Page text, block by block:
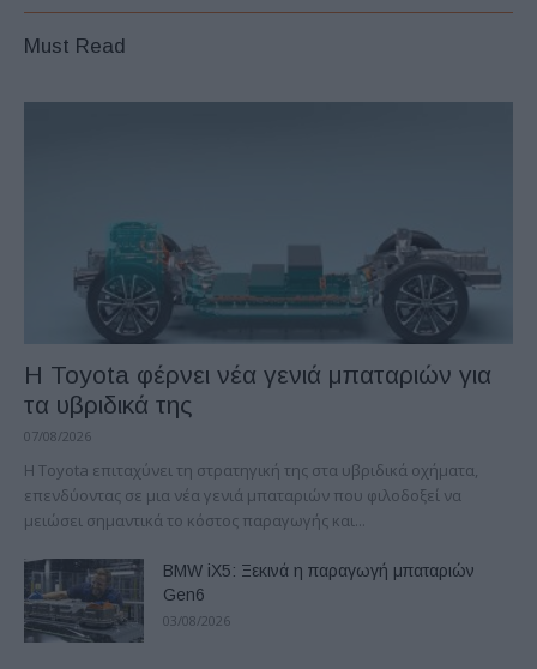
Must Read
Η Toyota φέρνει νέα γενιά μπαταριών για
τα υβριδικά της
07/08/2026
Η Toyota επιταχύνει τη στρατηγική της στα υβριδικά οχήματα,
επενδύοντας σε μια νέα γενιά μπαταριών που φιλοδοξεί να
μειώσει σημαντικά το κόστος παραγωγής και...
BMW iX5: Ξεκινά η παραγωγή μπαταριών
Gen6
03/08/2026